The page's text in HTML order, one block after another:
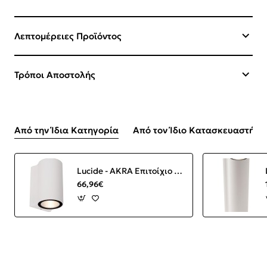
Λεπτομέρειες Προϊόντος
Τρόποι Αποστολής
Από την Ίδια Κατηγορία Από τον Ίδιο Κατασκευαστή
Lucide - AKRA Επιτοίχιο Φωτιστικό LED Λευκό (White) 2700 K
66,96€